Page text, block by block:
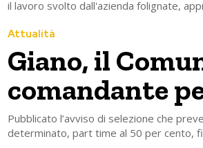
il lavoro svolto dall'azienda folignate,
Attualità
Giano, il
comandante
Pubblicato l’avviso di selezione che
determinato, part time al 50 per cento,